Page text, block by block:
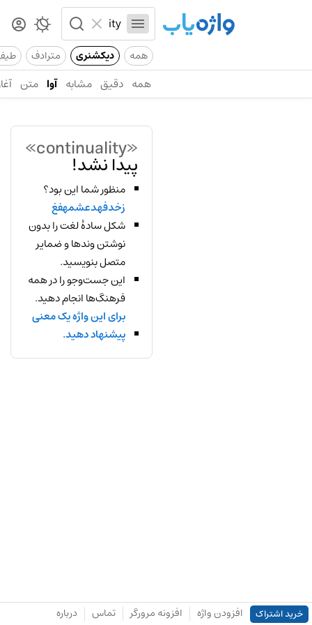
همه دیکشنری مترادف
همه دقیق مشابه آوا متن
«continuality»
پیدا نشد!
منظور شما این بود؟
زخدفهدعشمهفغ
شکل سادهٔ لغت را بدون
نوشتن وندها و ضمایر
متصل بنویسید.
این جست‌وجو را در همه
فرهنگ‌ها انجام دهید.
برای این واژه یک معنی
پیشنهاد دهید.
خرید اشتراک افزودن واژه افزونه مرورگر تماس درباره